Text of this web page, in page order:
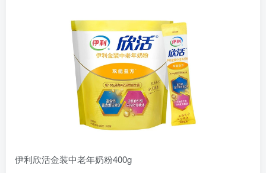
伊利欣活金装中老年奶粉400g